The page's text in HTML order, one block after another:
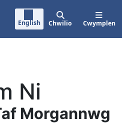
English Chwilio Cwymplen
Ni
Morgannwg